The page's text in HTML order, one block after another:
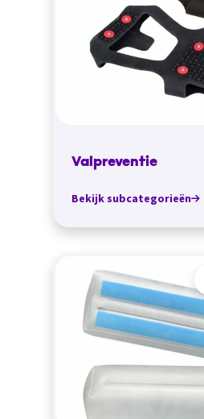
Valpreventie
Bekijk subcategorieën